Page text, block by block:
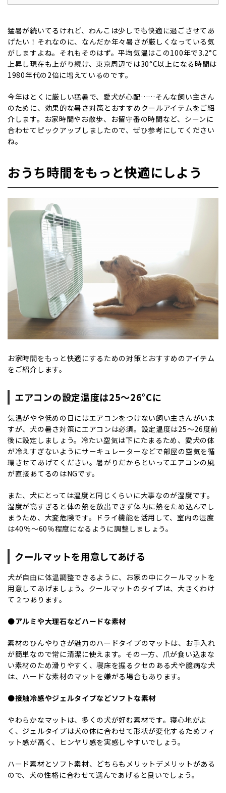
猛暑が続いてるけれど、わんこは少しでも快適に過ごさせてあ
げたい！それなのに、なんだか年々暑さが厳しくなっている気
がしますよね。それもそのはず。平均気温はこの100年で3.2°C
上昇し現在も上がり続け、東京周辺では30°C以上になる時間は
1980年代の2倍に増えているのです。
今年はとくに厳しい猛暑で、愛犬が心配……そんな飼い主さん
のために、効果的な暑さ対策とおすすめクールアイテムをご紹
介します。お家時間やお散歩、お留守番の時間など、シーンに
合わせてピックアップしましたので、ぜひ参考にしてください
ね。
おうち時間をもっと快適にしよう
お家時間をもっと快適にするための対策とおすすめのアイテム
をご紹介します。
エアコンの設定温度は25〜26°Cに
気温がやや低めの日にはエアコンをつけない飼い主さんがいま
すが、犬の暑さ対策にエアコンは必須。設定温度は25〜26度前
後に設定しましょう。冷たい空気は下にたまるため、愛犬の体
が冷えすぎないようにサーキュレーターなどで部屋の空気を循
環させてあげてください。暑がりだからといってエアコンの風
が直接あてるのはNGです。
また、犬にとっては温度と同じくらいに大事なのが湿度です。
湿度が高すぎると体の熱を放出できず体内に熱をため込んでし
まうため、大変危険です。ドライ機能を活用して、室内の湿度
は40％〜60％程度になるように調整しましょう。
クールマットを用意してあげる
犬が自由に体温調整できるように、お家の中にクールマットを
用意してあげましょう。クールマットのタイプは、大きくわけ
て２つあります。
⚫️アルミや大理石などハードな素材
素材のひんやりさが魅力のハードタイプのマットは、お手入れ
が簡単なので常に清潔に使えます。その一方、爪が食い込まな
い素材のため滑りやすく、寝床を掘るクセのある犬や臆病な犬
は、ハードな素材のマットを嫌がる場合もあります。
⚫️接触冷感やジェルタイプなどソフトな素材
やわらかなマットは、多くの犬が好む素材です。寝心地がよ
く、ジェルタイプは犬の体に合わせて形状が変化するためフィ
ット感が高く、ヒンヤリ感を実感しやすいでしょう。
ハード素材とソフト素材、どちらもメリットデメリットがある
ので、犬の性格に合わせて選んであげると良いでしょう。